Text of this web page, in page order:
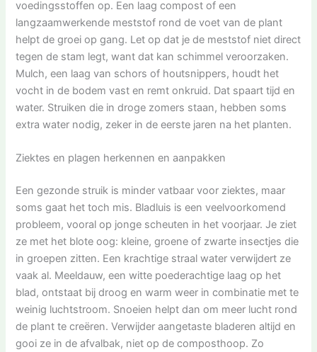
voedingsstoffen op. Een laag compost of een
langzaamwerkende meststof rond de voet van de plant
helpt de groei op gang. Let op dat je de meststof niet direct
tegen de stam legt, want dat kan schimmel veroorzaken.
Mulch, een laag van schors of houtsnippers, houdt het
vocht in de bodem vast en remt onkruid. Dat spaart tijd en
water. Struiken die in droge zomers staan, hebben soms
extra water nodig, zeker in de eerste jaren na het planten.
Ziektes en plagen herkennen en aanpakken
Een gezonde struik is minder vatbaar voor ziektes, maar
soms gaat het toch mis. Bladluis is een veelvoorkomend
probleem, vooral op jonge scheuten in het voorjaar. Je ziet
ze met het blote oog: kleine, groene of zwarte insectjes die
in groepen zitten. Een krachtige straal water verwijdert ze
vaak al. Meeldauw, een witte poederachtige laag op het
blad, ontstaat bij droog en warm weer in combinatie met te
weinig luchtstroom. Snoeien helpt dan om meer lucht rond
de plant te creëren. Verwijder aangetaste bladeren altijd en
gooi ze in de afvalbak, niet op de composthoop. Zo